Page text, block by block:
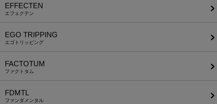
EFFECTEN
エフェクテン
EGO TRIPPING
エゴトリッピング
FACTOTUM
ファクトタム
FDMTL
ファンダメンタル